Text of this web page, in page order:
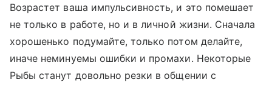
Возрастет ваша импульсивность, и это помешает
не только в работе, но и в личной жизни. Сначала
хорошенько подумайте, только потом делайте,
иначе неминуемы ошибки и промахи. Некоторые
Рыбы станут довольно резки в общении с